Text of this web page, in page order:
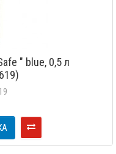
" blue, 0,5 л